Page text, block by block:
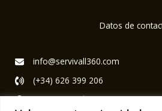
Datos de
info@servivall360.com
(+34) 626 399 206
Av. verge del´s desamparats 12,